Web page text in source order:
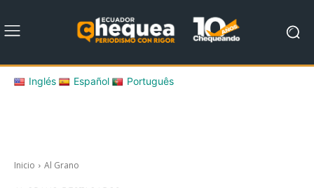
Inglés Español Português
Inicio Al Grano